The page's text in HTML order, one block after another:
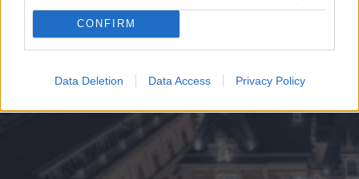
CONFIRM
Data Deletion Data Access Privacy Policy